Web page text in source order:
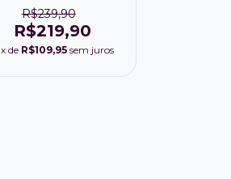
R$239,90
R$219,90
x de R$109,95 sem juros